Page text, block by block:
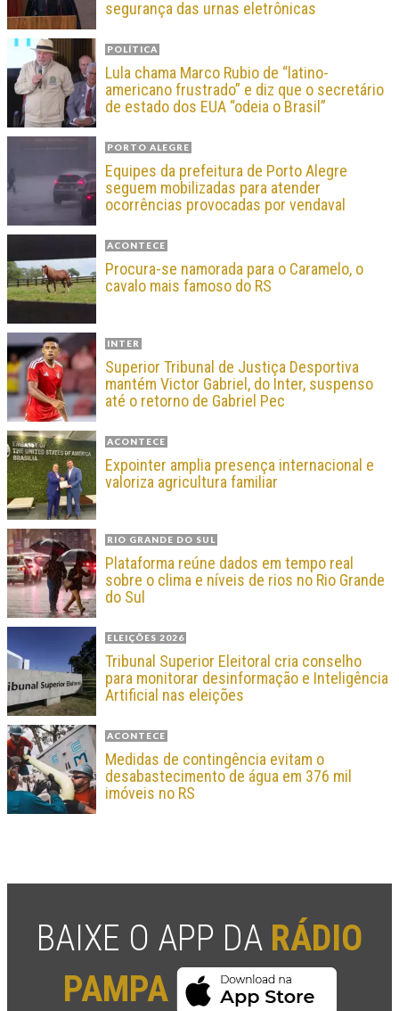
segurança das urnas eletrônicas
POLÍTICA
Lula chama Marco Rubio de “latino-
americano frustrado” e diz que o secretário
de estado dos EUA “odeia o Brasil”
PORTO ALEGRE
Equipes da prefeitura de Porto Alegre
seguem mobilizadas para atender
ocorrências provocadas por vendaval
ACONTECE
Procura-se namorada para o Caramelo, o
cavalo mais famoso do RS
INTER
Superior Tribunal de Justiça Desportiva
mantém Victor Gabriel, do Inter, suspenso
até o retorno de Gabriel Pec
ACONTECE
Expointer amplia presença internacional e
valoriza agricultura familiar
RIO GRANDE DO SUL
Plataforma reúne dados em tempo real
sobre o clima e níveis de rios no Rio Grande
do Sul
ELEIÇÕES 2026
Tribunal Superior Eleitoral cria conselho
para monitorar desinformação e Inteligência
Artificial nas eleições
ACONTECE
Medidas de contingência evitam o
desabastecimento de água em 376 mil
imóveis no RS
BAIXE O APP DA RÁDIO
PAMPA